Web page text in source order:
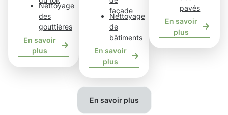
Nettoyage
des
gouttières
En savoir
plus
façade
Nettoyage
de
bâtiments
En savoir
plus
pavés
En savoir
plus
En savoir plus